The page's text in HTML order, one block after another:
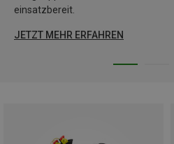
einsatzbereit.
JETZT MEHR ERFAHREN